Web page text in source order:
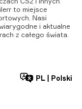
to miejsce
Nasi
i aktualne
z całego świata.
PL Polski